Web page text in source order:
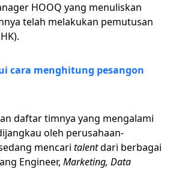
HOOQ yang menuliskan
telah melakukan pemutusan
cara menghitung pesangon
daftar timnya yang mengalami
oleh perusahaan-
mencari talentdari berbagai
Engineer, Marketing, Data